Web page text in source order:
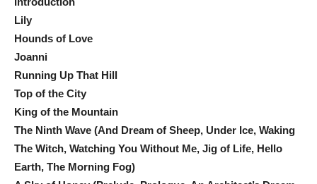
Lily
Hounds of Love
Joanni
Running Up That Hill
Top of the City
King of the Mountain
The Ninth Wave (And Dream of Sheep, Under Ice, Waking
The Witch, Watching You Without Me, Jig of Life, Hello
Earth, The Morning Fog)